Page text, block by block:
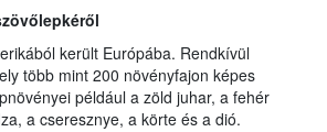
került Európába. Rendkívül
több mint 200 növényfajon képes
például a zöld juhar, a fehér
a cseresznye, a körte és a dió.